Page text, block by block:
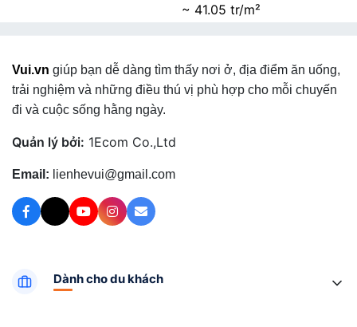
~ 41.05 tr/m²
Vui.vn giúp bạn dễ dàng tìm thấy nơi ở, địa điểm ăn uống,
trải nghiệm và những điều thú vị phù hợp cho mỗi chuyến
đi và cuộc sống hằng ngày.
Quản lý bởi: 1Ecom Co.,Ltd
Email: lienhevui@gmail.com
Dành cho du khách